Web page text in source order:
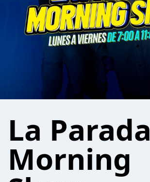
La Parada
Morning